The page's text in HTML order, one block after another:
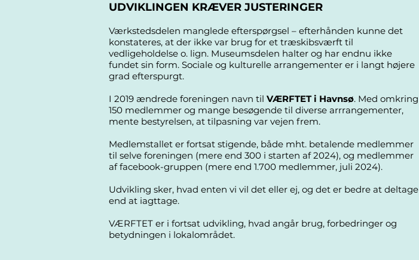
UDVIKLINGEN KRÆVER JUSTERINGER
Værkstedsdelen manglede efterspørgsel – efterhånden kunne det
konstateres, at der ikke var brug for et træskibsværft til
vedligeholdelse o. lign. Museumsdelen halter og har endnu ikke
fundet sin form. Sociale og kulturelle arrangementer er i langt højere
grad efterspurgt.
I 2019 ændrede foreningen navn til VÆRFTET i Havnsø. Med omkring
150 medlemmer og mange besøgende til diverse arrrangementer,
mente bestyrelsen, at tilpasning var vejen frem.
Medlemstallet er fortsat stigende, både mht. betalende medlemmer
til selve foreningen (mere end 300 i starten af 2024), og medlemmer
af facebook-gruppen (mere end 1.700 medlemmer, juli 2024).
Udvikling sker, hvad enten vi vil det eller ej, og det er bedre at deltage
end at iagttage.
VÆRFTET er i fortsat udvikling, hvad angår brug, forbedringer og
betydningen i lokalområdet.